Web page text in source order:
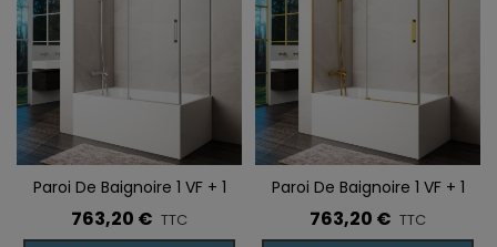
Paroi De Baignoire 1 VF + 1
PC BASIC NICKEL + Fixe
Latéral
763,20 € TTC
Paroi De Baignoire 1 VF + 1
PC BASIC OR BROSSÉ + Fixe
Latéral
763,20 € TTC